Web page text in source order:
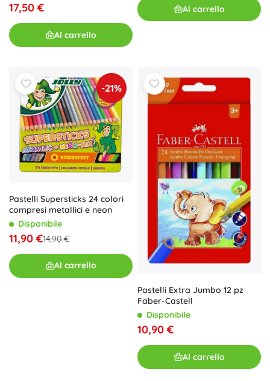
17,50 €
Al carrello
Al carrello
-21%
Pastelli Supersticks 24 colori
compresi metallici e neon
Disponibile
11,90 €14,90 €
Al carrello
Pastelli Extra Jumbo 12 pz
Faber-Castell
Disponibile
10,90 €
Al carrello